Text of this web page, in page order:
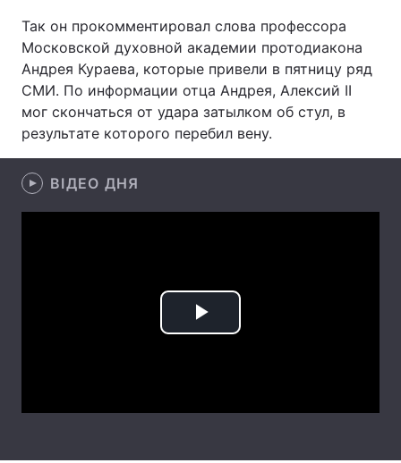
Головна Війна
Україна
Так он прокомментировал слова профессора
Московской духовной академии протодиакона
Андрея Кураева, которые привели в пятницу ряд
СМИ. По информации отца Андрея, Алексий II
мог скончаться от удара затылком об стул, в
результате которого перебил вену.
ВІДЕО ДНЯ
Play